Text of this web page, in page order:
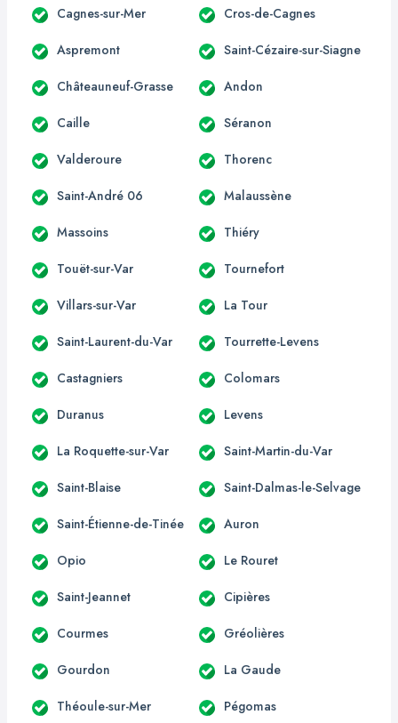
Cagnes-sur-Mer Cros-de-Cagnes
Aspremont Saint-Cézaire-sur-Siagne
Châteauneuf-Grasse Andon
Caille Séranon
Valderoure Thorenc
Saint-André 06 Malaussène
Massoins Thiéry
Touët-sur-Var Tournefort
Villars-sur-Var La Tour
Saint-Laurent-du-Var Tourrette-Levens
Castagniers Colomars
Duranus Levens
La Roquette-sur-Var Saint-Martin-du-Var
Saint-Blaise Saint-Dalmas-le-Selvage
Saint-Étienne-de-Tinée Auron
Opio Le Rouret
Saint-Jeannet Cipières
Courmes Gréolières
Gourdon La Gaude
Théoule-sur-Mer Pégomas